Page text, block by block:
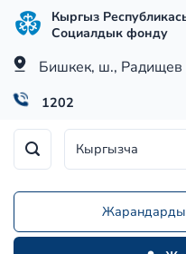
Skip
content
Кыргыз
Социалдык фонду
Бишкек, ш., Радищев
1202
Кыргызча